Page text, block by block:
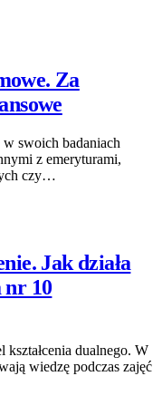
Za
swoich badaniach
z emeryturami,
czy…
Jak działa
nr 10
dualnego. W
wiedzę podczas zajęć